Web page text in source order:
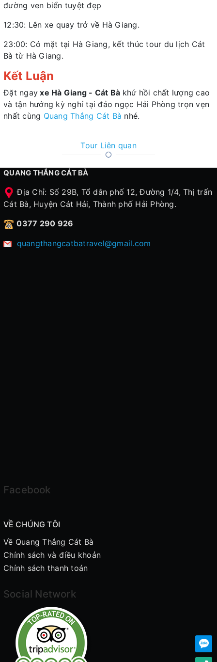
đường ven biển tuyệt đẹp
12:30: Lên xe quay trở về Hà Giang.
23:00: Có mặt tại Hà Giang, kết thúc tour du lịch Cát
Bà từ Hà Giang.
Kết Luận
Đặt ngay xe Hà Giang - Cát Bà khứ hồi chất lượng cao
và tận hưởng kỳ nghỉ tại đảo ngọc Hải Phòng trọn vẹn
nhất cùng Quang Thắng Cát Bà nhé.
Tour Liên quan
QUANG THẮNG CÁT BÀ
Địa Chỉ: Số 29B, Tổ dân phố 12, Đường 1/4, Thị trấn
Cát Bà, Huyện Cát Hải, Thành phố Hải Phòng.
0377 290 926
quangthangcatbatravel@gmail.com
Facebook
VỀ CHÚNG TÔI
Về Quang Thắng Cát Bà
Chính sách và điều khoản
Chính sách thanh toán
Social Network